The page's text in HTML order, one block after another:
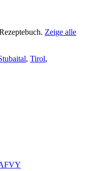
Zeige alle
, Tirol,